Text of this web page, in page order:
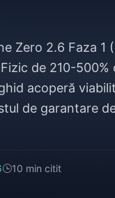
Zero 2.6 Faza 1
de 210-500%
acoperă
de garantare
10 min citit